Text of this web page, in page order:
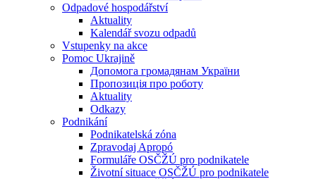
Odpadové hospodářství
Aktuality
Kalendář svozu odpadů
Vstupenky na akce
Pomoc Ukrajině
Допомога громадянам України
Пропозиція про роботу
Aktuality
Odkazy
Podnikání
Podnikatelská zóna
Zpravodaj Apropó
Formuláře OSČŽÚ pro podnikatele
Životní situace OSČŽÚ pro podnikatele